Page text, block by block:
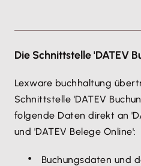
Die Schnittstelle 'DATEV
Lexware buchhaltung
Schnittstelle 'DATEV
folgende Daten direkt an
und 'DATEV Belege Online':
Buchungsdaten und